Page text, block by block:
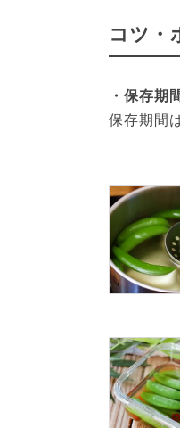
コツ・
・保存期
保存期間